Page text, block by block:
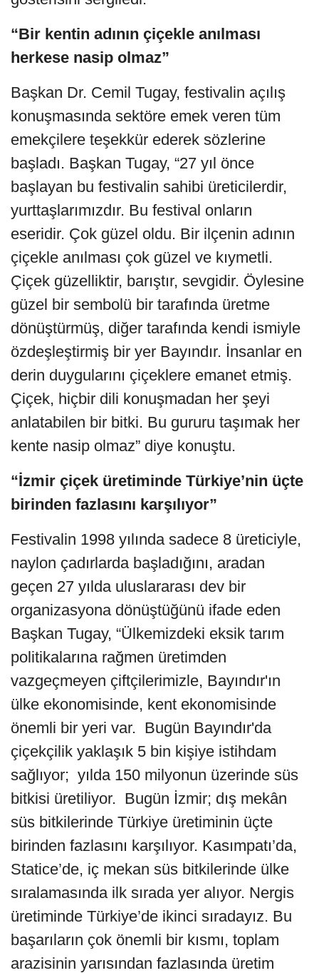
“Bir kentin adının çiçekle anılması
herkese nasip olmaz”
Başkan Dr. Cemil Tugay, festivalin açılış
konuşmasında sektöre emek veren tüm
emekçilere teşekkür ederek sözlerine
başladı. Başkan Tugay, “27 yıl önce
başlayan bu festivalin sahibi üreticilerdir,
yurttaşlarımızdır. Bu festival onların
eseridir. Çok güzel oldu. Bir ilçenin adının
çiçekle anılması çok güzel ve kıymetli.
Çiçek güzelliktir, barıştır, sevgidir. Öylesine
güzel bir sembolü bir tarafında üretme
dönüştürmüş, diğer tarafında kendi ismiyle
özdeşleştirmiş bir yer Bayındır. İnsanlar en
derin duygularını çiçeklere emanet etmiş.
Çiçek, hiçbir dili konuşmadan her şeyi
anlatabilen bir bitki. Bu gururu taşımak her
kente nasip olmaz” diye konuştu.
“İzmir çiçek üretiminde Türkiye’nin üçte
birinden fazlasını karşılıyor”
Festivalin 1998 yılında sadece 8 üreticiyle,
naylon çadırlarda başladığını, aradan
geçen 27 yılda uluslararası dev bir
organizasyona dönüştüğünü ifade eden
Başkan Tugay, “Ülkemizdeki eksik tarım
politikalarına rağmen üretimden
vazgeçmeyen çiftçilerimizle, Bayındır'ın
ülke ekonomisinde, kent ekonomisinde
önemli bir yeri var. Bugün Bayındır'da
çiçekçilik yaklaşık 5 bin kişiye istihdam
sağlıyor; yılda 150 milyonun üzerinde süs
bitkisi üretiliyor. Bugün İzmir; dış mekân
süs bitkilerinde Türkiye üretiminin üçte
birinden fazlasını karşılıyor. Kasımpatı’da,
Statice’de, iç mekan süs bitkilerinde ülke
sıralamasında ilk sırada yer alıyor. Nergis
üretiminde Türkiye’de ikinci sıradayız. Bu
başarıların çok önemli bir kısmı, toplam
arazisinin yarısından fazlasında üretim